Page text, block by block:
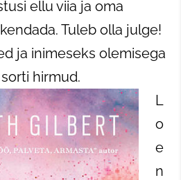
ellu viia ja oma
Tuleb olla julge!
ja inimeseks olemisega
hirmud.
L
o
e
n